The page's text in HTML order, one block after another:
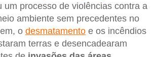
um processo de violências contra a
ambiente sem precedentes no
o desmatamento e os incêndios
terras e desencadearam